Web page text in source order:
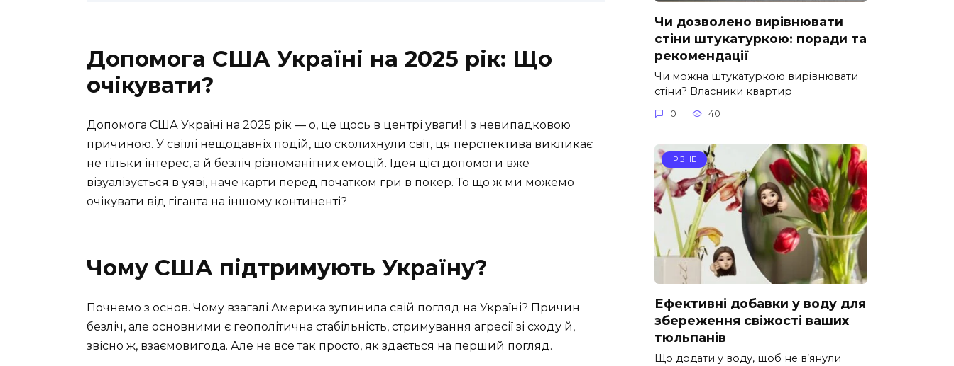
Допомога США Україні на 2025 рік: Що
очікувати?
Допомога США Україні на 2025 рік — о, це щось в центрі уваги! І з невипадковою
причиною. У світлі нещодавніх подій, що сколихнули світ, ця перспектива викликає
не тільки інтерес, а й безліч різноманітних емоцій. Ідея цієї допомоги вже
візуалізується в уяві, наче карти перед початком гри в покер. То що ж ми можемо
очікувати від гіганта на іншому континенті?
Чому США підтримують Україну?
Почнемо з основ. Чому взагалі Америка зупинила свій погляд на Україні? Причин
безліч, але основними є геополітична стабільність, стримування агресії зі сходу й,
звісно ж, взаємовигода. Але не все так просто, як здається на перший погляд.
Чи дозволено вирівнювати
стіни штукатуркою: поради та
рекомендації
Чи можна штукатуркою вирівнювати
стіни? Власники квартир
0 40
РІЗНЕ
Ефективні добавки у воду для
збереження свіжості ваших
тюльпанів
Що додати у воду, щоб не в’янули